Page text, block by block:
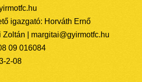
igazgató: Horváth Ernő
| margitai@gyirmotfc.hu
09 016084
2-08